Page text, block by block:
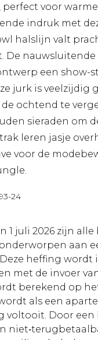
perfect voor
indruk met
halslijn valt
De
een show-
jurk is
ochtend te
sieraden om
leren jasje
voor de
24
1 juli 2026 zijn
aan
heffing
met de invoer
berekend op
als een
voltooit. Door